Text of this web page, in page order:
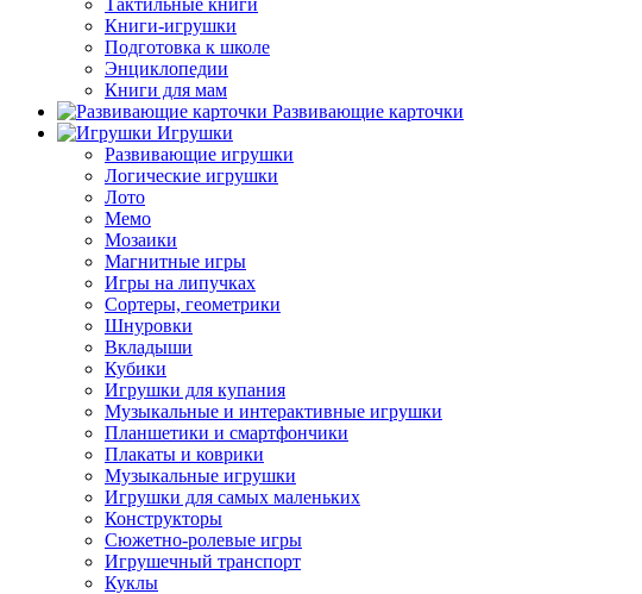
Тактильные книги
Книги-игрушки
Подготовка к школе
Энциклопедии
Книги для мам
Развивающие карточки
Игрушки
Развивающие игрушки
Логические игрушки
Лото
Мемо
Мозаики
Магнитные игры
Игры на липучках
Сортеры, геометрики
Шнуровки
Вкладыши
Кубики
Игрушки для купания
Музыкальные и интерактивные игрушки
Планшетики и смартфончики
Плакаты и коврики
Музыкальные игрушки
Игрушки для самых маленьких
Конструкторы
Сюжетно-ролевые игры
Игрушечный транспорт
Куклы